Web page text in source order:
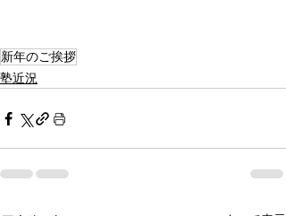
新年のご挨拶
塾近況